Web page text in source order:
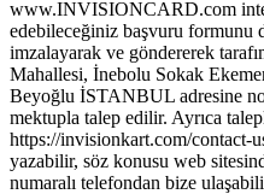
www.INVISIONCARD.com
edebileceğiniz başvuru formunu
imzalayarak ve göndererek
Mahallesi, İnebolu Sokak
Beyoğlu İSTANBUL adresine
mektupla talep edilir. Ayrıca
https://invisionkart.com/contact-
yazabilir, söz konusu web
numaralı telefondan bize